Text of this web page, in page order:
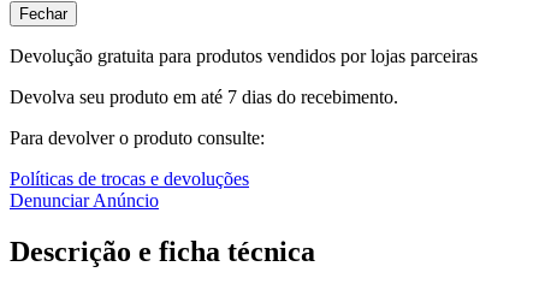
Fechar
Devolução gratuita para produtos vendidos por lojas parceiras
Devolva seu produto em até 7 dias do recebimento.
Para devolver o produto consulte:
Políticas de trocas e devoluções
Denunciar Anúncio
Descrição e ficha técnica